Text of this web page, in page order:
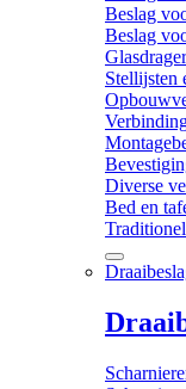
Beslag
Beslag
Stellijsten
Diverse
Bed en